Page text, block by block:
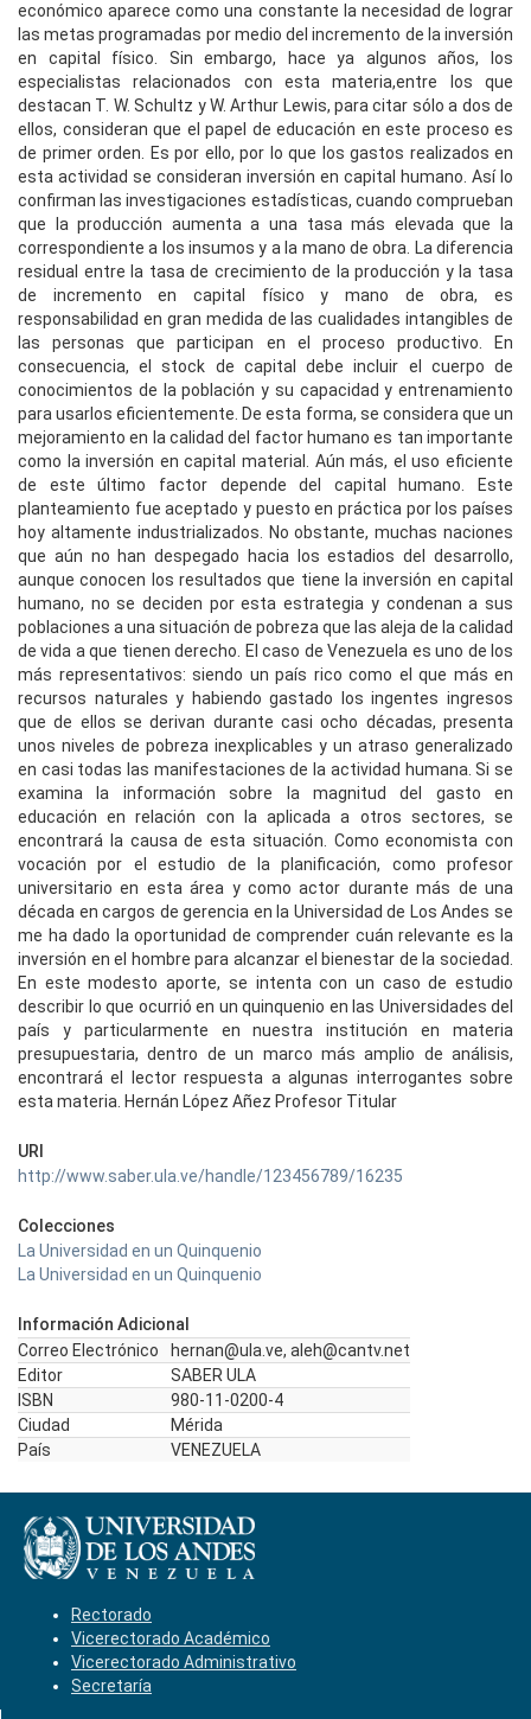
económico aparece como una constante la necesidad de lograr
las metas programadas por medio del incremento de la inversión
en capital físico. Sin embargo, hace ya algunos años, los
especialistas relacionados con esta materia,entre los que
destacan T. W. Schultz y W. Arthur Lewis, para citar sólo a dos de
ellos, consideran que el papel de educación en este proceso es
de primer orden. Es por ello, por lo que los gastos realizados en
esta actividad se consideran inversión en capital humano. Así lo
confirman las investigaciones estadísticas, cuando comprueban
que la producción aumenta a una tasa más elevada que la
correspondiente a los insumos y a la mano de obra. La diferencia
residual entre la tasa de crecimiento de la producción y la tasa
de incremento en capital físico y mano de obra, es
responsabilidad en gran medida de las cualidades intangibles de
las personas que participan en el proceso productivo. En
consecuencia, el stock de capital debe incluir el cuerpo de
conocimientos de la población y su capacidad y entrenamiento
para usarlos eficientemente. De esta forma, se considera que un
mejoramiento en la calidad del factor humano es tan importante
como la inversión en capital material. Aún más, el uso eficiente
de este último factor depende del capital humano. Este
planteamiento fue aceptado y puesto en práctica por los países
hoy altamente industrializados. No obstante, muchas naciones
que aún no han despegado hacia los estadios del desarrollo,
aunque conocen los resultados que tiene la inversión en capital
humano, no se deciden por esta estrategia y condenan a sus
poblaciones a una situación de pobreza que las aleja de la calidad
de vida a que tienen derecho. El caso de Venezuela es uno de los
más representativos: siendo un país rico como el que más en
recursos naturales y habiendo gastado los ingentes ingresos
que de ellos se derivan durante casi ocho décadas, presenta
unos niveles de pobreza inexplicables y un atraso generalizado
en casi todas las manifestaciones de la actividad humana. Si se
examina la información sobre la magnitud del gasto en
educación en relación con la aplicada a otros sectores, se
encontrará la causa de esta situación. Como economista con
vocación por el estudio de la planificación, como profesor
universitario en esta área y como actor durante más de una
década en cargos de gerencia en la Universidad de Los Andes se
me ha dado la oportunidad de comprender cuán relevante es la
inversión en el hombre para alcanzar el bienestar de la sociedad.
En este modesto aporte, se intenta con un caso de estudio
describir lo que ocurrió en un quinquenio en las Universidades del
país y particularmente en nuestra institución en materia
presupuestaria, dentro de un marco más amplio de análisis,
encontrará el lector respuesta a algunas interrogantes sobre
esta materia. Hernán López Añez Profesor Titular
URI
http://www.saber.ula.ve/handle/123456789/16235
Colecciones
La Universidad en un Quinquenio
La Universidad en un Quinquenio
Información Adicional
Correo Electrónico
hernan@ula.ve, aleh@cantv.net
Editor
SABER ULA
ISBN
980-11-0200-4
Ciudad
Mérida
País
VENEZUELA
Rectorado
Vicerectorado Académico
Vicerectorado Administrativo
Secretaría